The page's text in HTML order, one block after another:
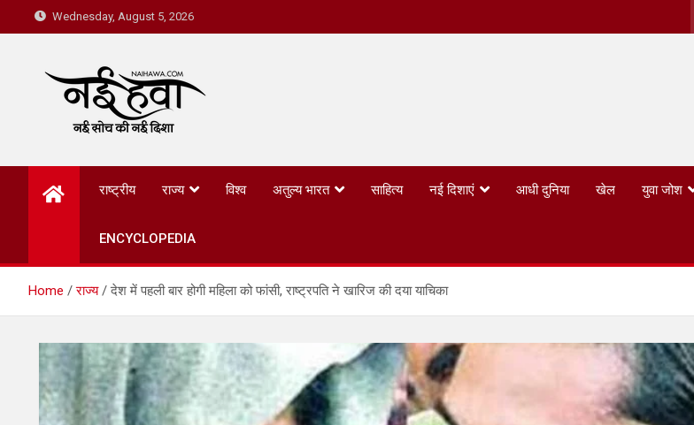
Wednesday, August 5, 2026
Nai Hawa
राष्ट्रीय राज्य विश्व अतुल्य भारत साहित्य नई दिशाएं आधी दुनिया खेल युवा जोश
ENCYCLOPEDIA
Home राज्य देश में पहली बार होगी महिला को फांसी, राष्ट्रपति ने खारिज की दया याचिका